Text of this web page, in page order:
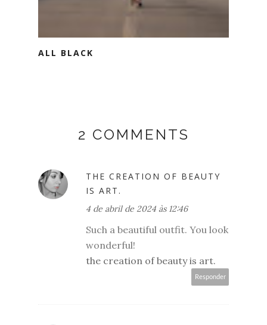
ALL BLACK
2 COMMENTS
THE CREATION OF BEAUTY
IS ART.
4 de abril de 2024 às 12:46
Such a beautiful outfit. You look
wonderful!
the creation of beauty is art.
Responder